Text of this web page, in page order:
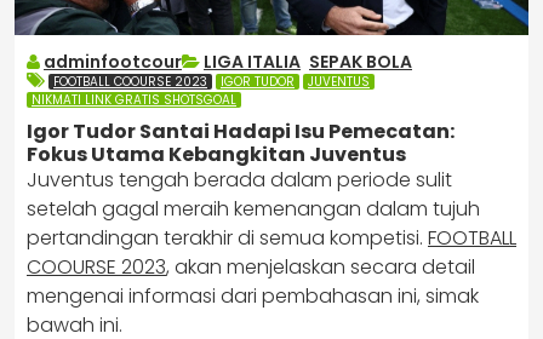
adminfootcour LIGA ITALIA SEPAK BOLA
FOOTBALL COOURSE 2023 IGOR TUDOR
JUVENTUS
NIKMATI LINK GRATIS SHOTSGOAL
Igor Tudor Santai Hadapi Isu Pemecatan:
Fokus Utama Kebangkitan Juventus
Juventus tengah berada dalam periode sulit
setelah gagal meraih kemenangan dalam tujuh
pertandingan terakhir di semua kompetisi. FOOTBALL
COOURSE 2023, akan menjelaskan secara detail
mengenai informasi dari pembahasan ini, simak
bawah ini.